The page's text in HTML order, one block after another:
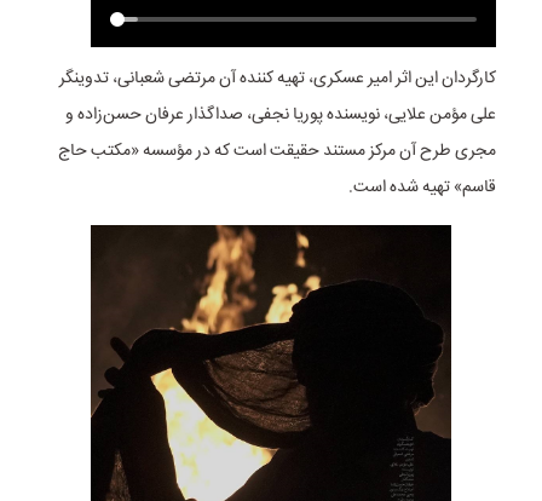
کارگردان این اثر امیر عسکری، تهیه کننده آن مرتضی شعبانی، تدوینگر
علی مؤمن علایی، نویسنده پوریا نجفی، صداگذار عرفان حسن‌زاده و
مجری طرح آن مرکز مستند حقیقت است که در مؤسسه «مکتب حاج
قاسم» تهیه شده است.